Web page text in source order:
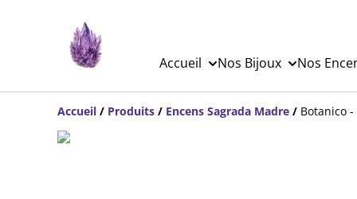
Accueil Nos Bijoux Nos
Accueil / Produits / Encens Sagrada Madre / Botanico